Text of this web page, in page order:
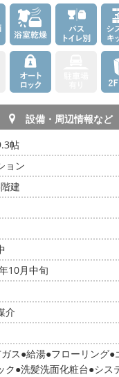
設備・周辺情報など
帖
ョン
建
10月中旬
介
ス 給湯 フローリング
ク 洗髪洗面化粧台 シス